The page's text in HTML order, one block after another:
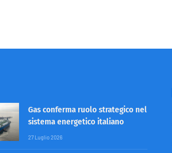
Gas conferma ruolo strategico nel
sistema energetico italiano
27 Luglio 2026